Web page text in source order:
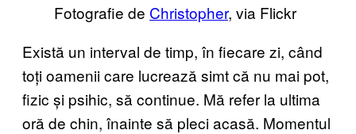
Fotografie de Christopher, via Flickr
Există un interval de timp, în fiecare zi, când
toți oamenii care lucrează simt că nu mai pot,
fizic și psihic, să continue. Mă refer la ultima
oră de chin, înainte să pleci acasă. Momentul